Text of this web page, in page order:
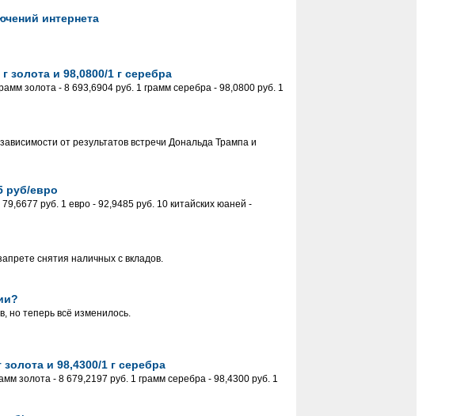
интернета
золота и 98,0800/1 г серебра
золота - 8 693,6904 руб. 1 грамм серебра - 98,0800 руб. 1
от результатов встречи Дональда Трампа и
руб/евро
руб. 1 евро - 92,9485 руб. 10 китайских юаней -
снятия наличных с вкладов.
но теперь всё изменилось.
и 98,4300/1 г серебра
золота - 8 679,2197 руб. 1 грамм серебра - 98,4300 руб. 1